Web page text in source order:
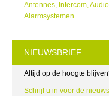
Antennes, Intercom,
Alarmsystemen
NIEUWSBRIEF
Altijd op de hoogte
Schrijf u in voor de